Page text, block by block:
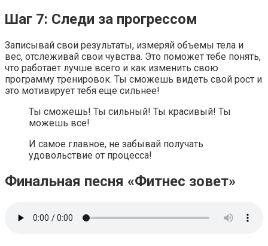
Шаг 7: Следи за прогрессом
Записывай свои результаты, измеряй объемы тела и
вес, отслеживай свои чувства. Это поможет тебе понять,
что работает лучше всего и как изменить свою
программу тренировок. Ты сможешь видеть свой рост и
это мотивирует тебя еще сильнее!
Ты сможешь! Ты сильный! Ты красивый! Ты
можешь все!
И самое главное, не забывай получать
удовольствие от процесса!
Финальная песня «Фитнес зовет»